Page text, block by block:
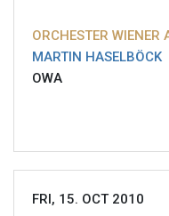
ORCHESTER WIENER
MARTIN HASELBÖCK
OWA
FRI, 15. OCT 2010